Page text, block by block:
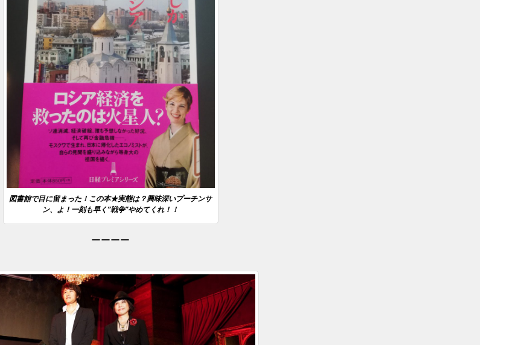
図書館で目に留まった！この本★実態は？興味深いプーチンサ
ン、よ！一刻も早く”戦争”やめてくれ！！
ーーーー